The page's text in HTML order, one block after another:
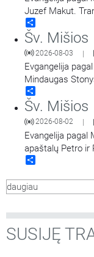
Juzef Makut.
Apsilankymo
Šv. Mišios
2026-08-03 |
Evgangelija
Mindaugas
Mykolo bažnyčios.
Šv. Mišios
2026-08-02
Evangelija pagal
apaštalų Petro ir
daugiau
SUSIJĘ